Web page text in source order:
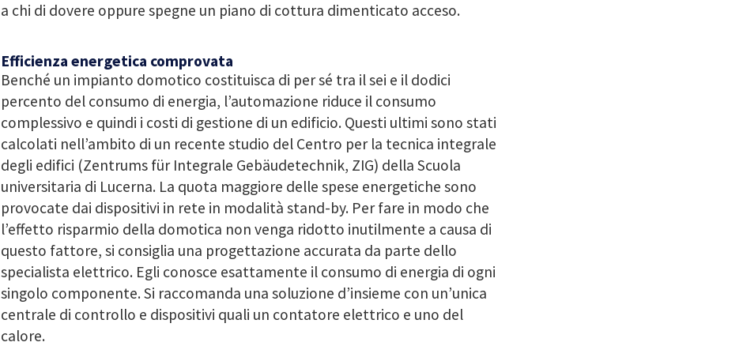
a chi di dovere oppure spegne un piano di cottura dimenticato acceso.
Efficienza energetica comprovata
Benché un impianto domotico costituisca di per sé tra il sei e il dodici
percento del consumo di energia, l’automazione riduce il consumo
complessivo e quindi i costi di gestione di un edificio. Questi ultimi sono stati
calcolati nell’ambito di un recente studio del Centro per la tecnica integrale
degli edifici (Zentrums für Integrale Gebäudetechnik, ZIG) della Scuola
universitaria di Lucerna. La quota maggiore delle spese energetiche sono
provocate dai dispositivi in rete in modalità stand-by. Per fare in modo che
l’effetto risparmio della domotica non venga ridotto inutilmente a causa di
questo fattore, si consiglia una progettazione accurata da parte dello
specialista elettrico. Egli conosce esattamente il consumo di energia di ogni
singolo componente. Si raccomanda una soluzione d’insieme con un’unica
centrale di controllo e dispositivi quali un contatore elettrico e uno del
calore.